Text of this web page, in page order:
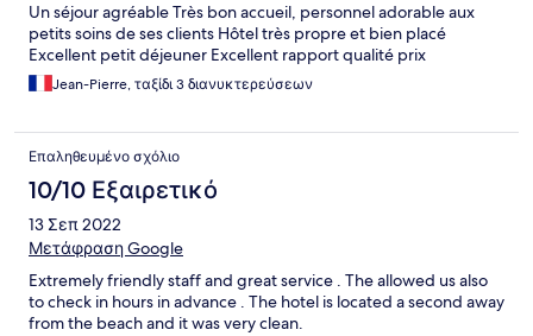
Un séjour agréable Très bon accueil, personnel adorable aux
petits soins de ses clients Hôtel très propre et bien placé
Excellent petit déjeuner Excellent rapport qualité prix
Jean-Pierre, ταξίδι 3 διανυκτερεύσεων
Επαληθευμένο σχόλιο
10/10 Εξαιρετικό
13 Σεπ 2022
Μετάφραση Google
Extremely friendly staff and great service . The allowed us also
to check in hours in advance . The hotel is located a second away
from the beach and it was very clean.